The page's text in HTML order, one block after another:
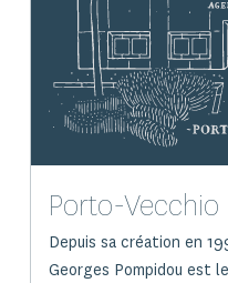
Porto-Vecchio
Depuis sa création en
Georges Pompidou est